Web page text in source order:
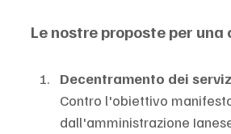
Le nostre proposte per
Decentramento dei
Contro l'obiettivo
dall'amministrazione